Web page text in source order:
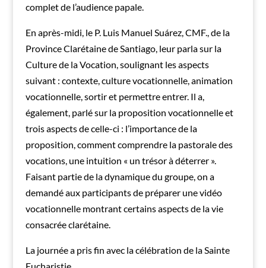
complet de l’audience papale.
En après-midi, le P. Luis Manuel Suárez, CMF., de la
Province Clarétaine de Santiago, leur parla sur la
Culture de la Vocation, soulignant les aspects
suivant : contexte, culture vocationnelle, animation
vocationnelle, sortir et permettre entrer. Il a,
également, parlé sur la proposition vocationnelle et
trois aspects de celle-ci : l’importance de la
proposition, comment comprendre la pastorale des
vocations, une intuition « un trésor à déterrer ».
Faisant partie de la dynamique du groupe, on a
demandé aux participants de préparer une vidéo
vocationnelle montrant certains aspects de la vie
consacrée clarétaine.
La journée a pris fin avec la célébration de la Sainte